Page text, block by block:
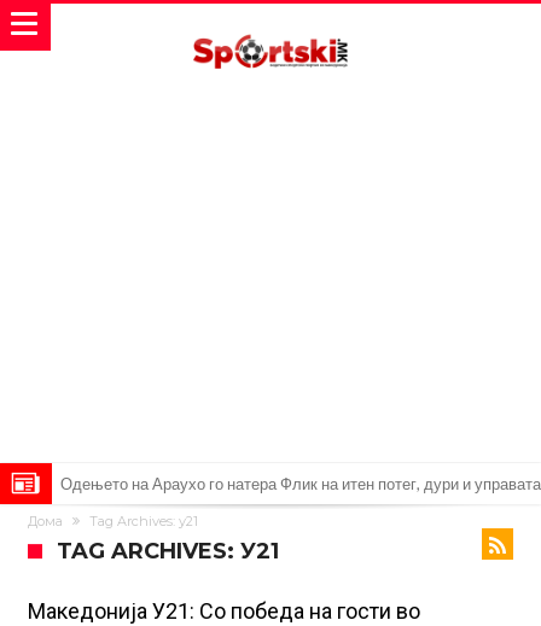
Одењето на Араухо го натера Флик на итен потег, дури и управата
на клубот е изненадена
Барселона и Сити без договор за трансфер на Родри
Ференцварош по натпреварот
Арсенал и Манчестер Јунајтед сакаат напаѓач од Интер: Цената е
Дома Tag Archives: у21
TAG ARCHIVES: У21
Македонија У21: Со победа на гости во